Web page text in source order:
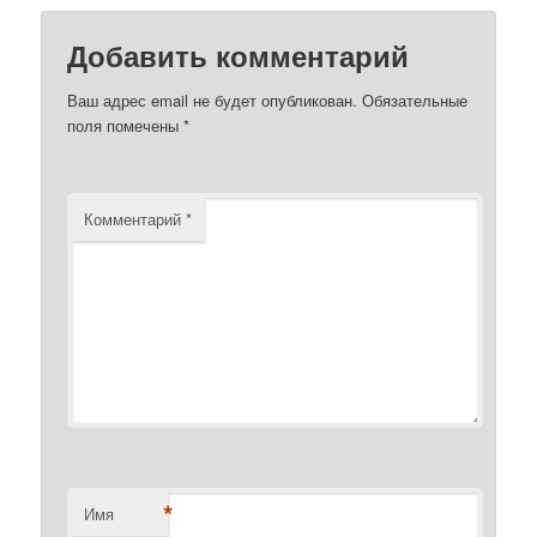
Добавить комментарий
Ваш адрес email не будет опубликован. Обязательные
поля помечены*
Комментарий*
Имя *